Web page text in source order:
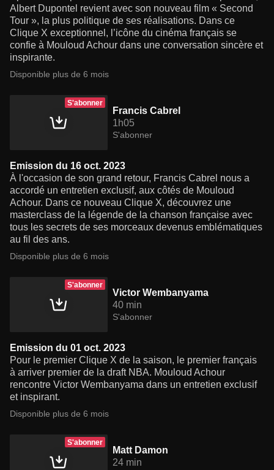
Albert Dupontel revient avec son nouveau film « Second
Tour », la plus politique de ses réalisations. Dans ce
Clique X exceptionnel, l’icône du cinéma français se
confie à Mouloud Achour dans une conversation sincère et
inspirante.
Disponible plus de 6 mois
S'abonner
Francis Cabrel
1h05
S'abonner
Emission du 16 oct. 2023
À l'occasion de son grand retour, Francis Cabrel nous a
accordé un entretien exclusif, aux côtés de Mouloud
Achour. Dans ce nouveau Clique X, découvrez une
masterclass de la légende de la chanson française avec
tous les secrets de ses morceaux devenus emblématiques
au fil des ans.
Disponible plus de 6 mois
S'abonner
Victor Wembanyama
40 min
S'abonner
Emission du 01 oct. 2023
Pour le premier Clique X de la saison, le premier français
à arriver premier de la draft NBA. Mouloud Achour
rencontre Victor Wembanyama dans un entretien exclusif
et inspirant.
Disponible plus de 6 mois
S'abonner
Matt Damon
24 min